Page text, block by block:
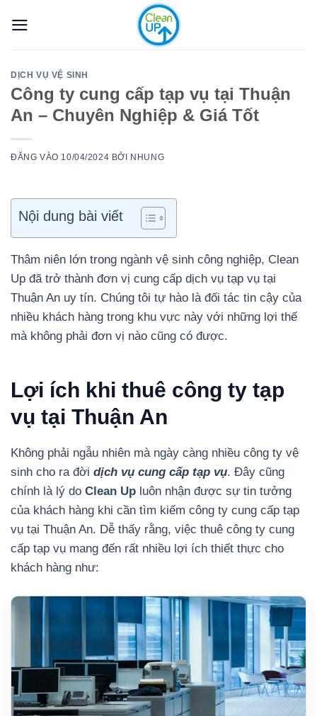
qua
DỊCH VỤ VỆ SINH
Công ty cung cấp tạp vụ tại Thuận
An – Chuyên Nghiệp & Giá Tốt
ĐĂNG VÀO 10/04/2024 BỞI NHUNG
Nội dung bài viết
Thâm niên lớn trong ngành vệ sinh công nghiệp, Clean
Up đã trở thành đơn vị cung cấp dịch vụ tạp vụ tại
Thuận An uy tín. Chúng tôi tự hào là đối tác tin cậy của
nhiều khách hàng trong khu vực này với những lợi thế
mà không phải đơn vị nào cũng có được.
Lợi ích khi thuê công ty tạp
vụ tại Thuận An
Không phải ngẫu nhiên mà ngày càng nhiều công ty vệ
sinh cho ra đời dịch vụ cung cấp tạp vụ. Đây cũng
chính là lý do Clean Up luôn nhận được sự tin tưởng
của khách hàng khi cần tìm kiếm công ty cung cấp tạp
vụ tại Thuận An. Dễ thấy rằng, việc thuê công ty cung
cấp tạp vụ mang đến rất nhiều lợi ích thiết thực cho
khách hàng như: